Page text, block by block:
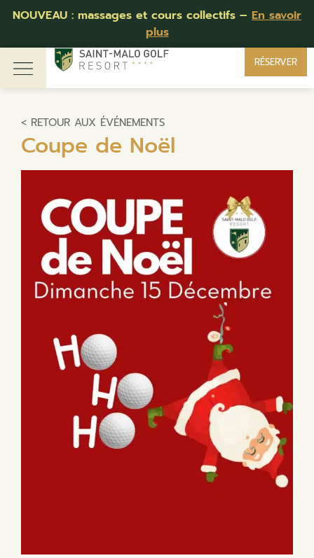
Compétition des 40 ans :Retour en photos
RÉSERVER
< RETOUR AUX ÉVÉNEMENTS
Coupe de Noël